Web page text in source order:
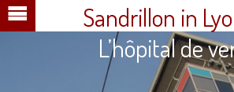
Sandrillon in
L’hôpital de